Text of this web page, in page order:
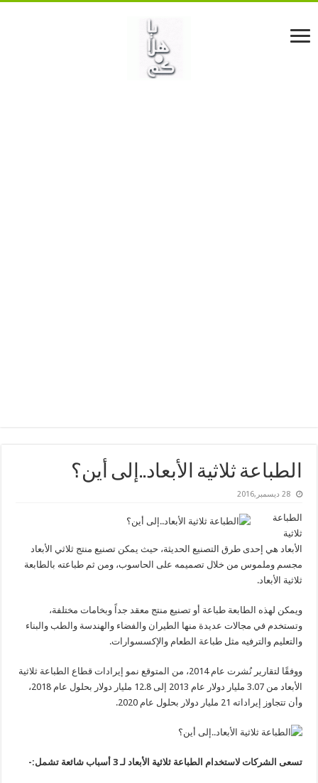
الطباعة ثلاثية الأبعاد..إلى أين؟
28 ديسمبر,2016
الطباعة
ثلاثية
الأبعاد هي إحدى طرق التصنيع الحديثة، حيث يمكن تصنيع منتج ثلاثي اﻷبعاد
مجسم وملموس من خلال تصميمه على الحاسوب، ومن ثم طباعته بالطابعة
ثلاثية اﻷبعاد.
ويمكن لهذه الطابعة طباعة أو تصنيع منتج معقد جداً وبخامات مختلفة،
وتستخدم في مجالات عديدة منها الطيران والفضاء والهندسة والطب والبناء
والتعليم والترفيه مثل طباعة الطعام والإكسسوارات.
ووفقًا لتقارير نُشرت عام 2014، من المتوقع نمو إيرادات قطاع الطباعة ثلاثية
الأبعاد من 3.07 مليار دولار عام 2013 إلى 12.8 مليار دولار بحلول عام 2018،
وأن تتجاوز إيراداته 21 مليار دولار بحلول عام 2020.
تسعى الشركات لاستخدام الطباعة ثلاثية الأبعاد لـ 3 أسباب شائعة تشمل:-